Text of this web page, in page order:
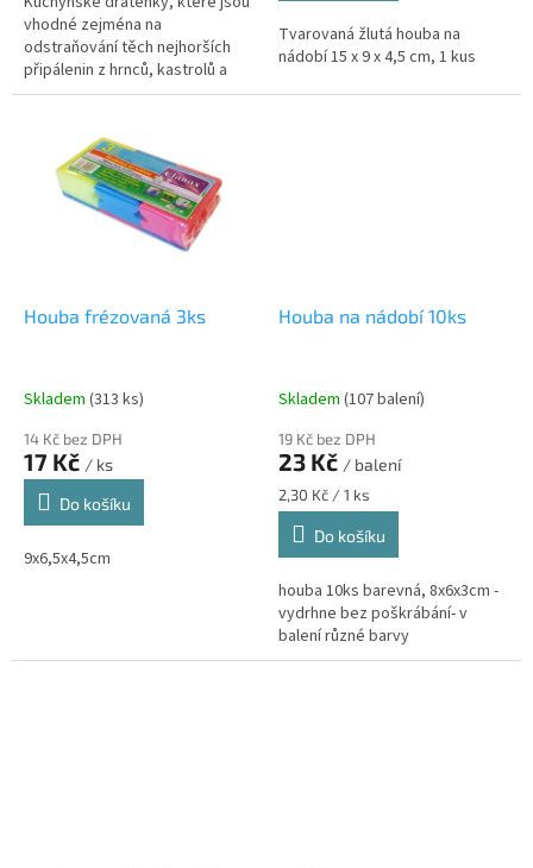
vhodné zejména na
odstraňování těch nejhorších
připálenin z hrnců, kastrolů a
pekáčů.
Tvarovaná žlutá houba na
nádobí 15 x 9 x 4,5 cm, 1 kus
Houba frézovaná 3ks
Skladem (313 ks)
14 Kč bez DPH
17 Kč / ks
Do košíku
9x6,5x4,5cm
Houba na nádobí 10ks
Skladem (107 balení)
19 Kč bez DPH
23 Kč / balení
Měrná
cena:
2,30 Kč / 1 ks
Do košíku
houba 10ks barevná, 8x6x3cm -
vydrhne bez poškrábání- v
balení různé barvy